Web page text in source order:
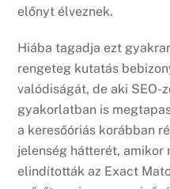
előnyt élveznek.
Hiába tagadja ezt
rengeteg kutatás
valódiságát, de aki SEO-
gyakorlatban is
a keresőóriás korábban
jelenség hátterét, amikor
elindították az Exact